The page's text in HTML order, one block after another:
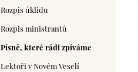
Rozpis úklidu
Rozpis ministrantů
Písně, které rádi zpíváme
Lektoři v Novém Veselí